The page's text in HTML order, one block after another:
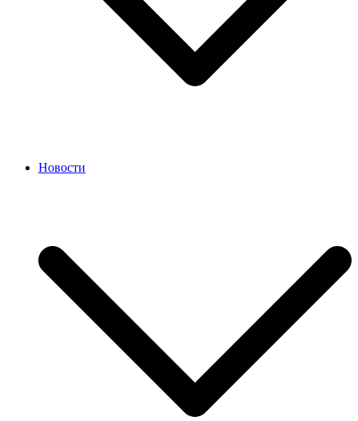
Новости